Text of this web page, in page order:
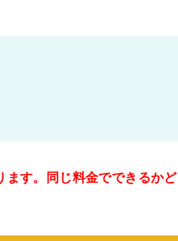
す。同じ料金でできるかど